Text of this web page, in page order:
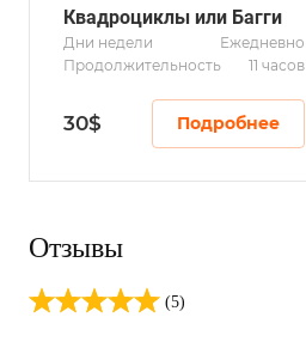
Квадроциклы или Багги
Дни недели
Ежедневно
Продолжительность
11 часов
30$ Подробнее
Отзывы
(5)